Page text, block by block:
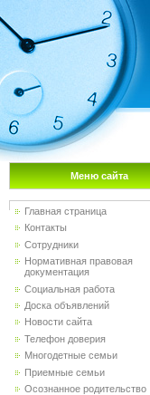
Меню сайта
Главная страница
Контакты
Сотрудники
Нормативная правовая
документация
Социальная работа
Доска объявлений
Новости сайта
Телефон доверия
Многодетные семьи
Приемные семьи
Осознанное родительство